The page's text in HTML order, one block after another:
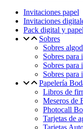
Invitaciones papel
Invitaciones
Pack digital y papel
Sobres
Sobres
Sobres para
Sobres para
Sobres para
Papelería
Libros de
Meseros de
Photocall
Tarjetas de
Tarjetas